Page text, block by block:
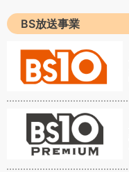
BS放送事業